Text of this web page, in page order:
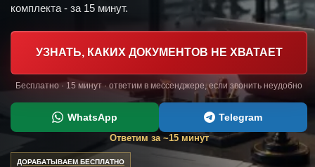
комплекта - за 15 минут.
УЗНАТЬ, КАКИХ ДОКУМЕНТОВ НЕ ХВАТАЕТ
Бесплатно · 15 минут · ответим в мессенджере, если звонить неудобно
WhatsApp Telegram
Ответим за ~15 минут
ДОРАБАТЫВАЕМ БЕСПЛАТНО